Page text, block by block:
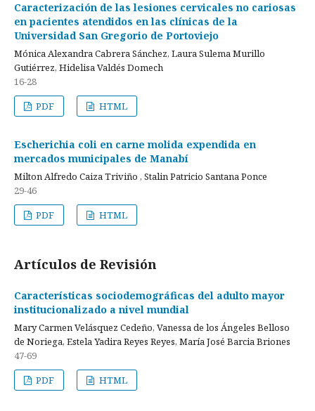
Caracterización de las lesiones cervicales no cariosas
en pacientes atendidos en las clínicas de la
Universidad San Gregorio de Portoviejo
Mónica Alexandra Cabrera Sánchez, Laura Sulema Murillo
Gutiérrez, Hidelisa Valdés Domech
16-28
PDF
HTML
Escherichia coli en carne molida expendida en
mercados municipales de Manabí
Milton Alfredo Caiza Triviño , Stalin Patricio Santana Ponce
29-46
PDF
HTML
Artículos de Revisión
Características sociodemográficas del adulto mayor
institucionalizado a nivel mundial
Mary Carmen Velásquez Cedeño, Vanessa de los Ángeles Belloso
de Noriega, Estela Yadira Reyes Reyes, María José Barcia Briones
47-69
PDF
HTML